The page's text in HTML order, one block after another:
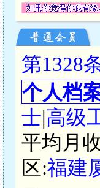
第1328
个人档
士|高级
平均月
区:福建